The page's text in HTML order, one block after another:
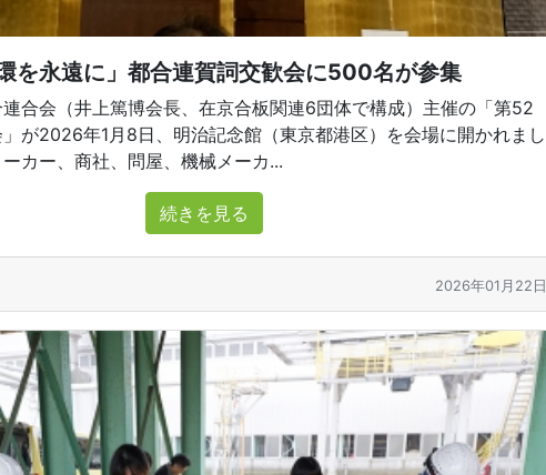
を永遠に」都合連賀詞交歓会に500名が参集
合会（井上篤博会長、在京合板関連6団体で構成）主催の「第52
が2026年1月8日、明治記念館（東京都港区）を会場に開かれまし
カー、商社、問屋、機械メーカ...
続きを見る
2026年01月22日